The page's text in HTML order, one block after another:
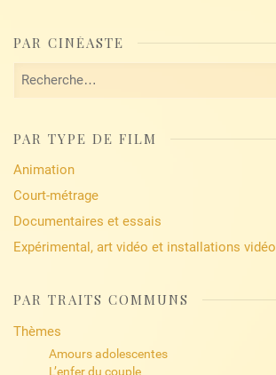
PAR CINÉASTE
PAR TYPE DE FILM
Animation
Court-métrage
Documentaires et essais
Expérimental, art vidéo et installations vidéo
PAR TRAITS COMMUNS
Thèmes
Amours adolescentes
L’enfer du couple